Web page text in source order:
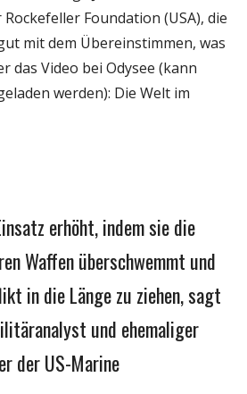
Foundation (USA), die
mit dem Übereinstimmen, was
das Video bei Odysee (kann
werden): Die Welt im
erhöht, indem sie die
Waffen überschwemmt und
in die Länge zu ziehen, sagt
und ehemaliger
der US-Marine